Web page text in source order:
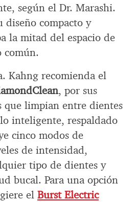
según el Dr. Marashi.
diseño compacto y
la mitad del espacio de
común.
Kahng recomienda el
, por sus
que limpian entre dientes
inteligente, respaldado
cinco modos de
de intensidad,
tipo de dientes y
bucal. Para una opción
el Burst Electric